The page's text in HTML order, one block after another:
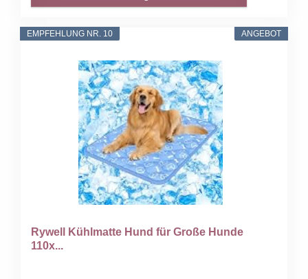
ANGEBOT
EMPFEHLUNG NR. 10
Rywell Kühlmatte Hund für Große Hunde
110x...